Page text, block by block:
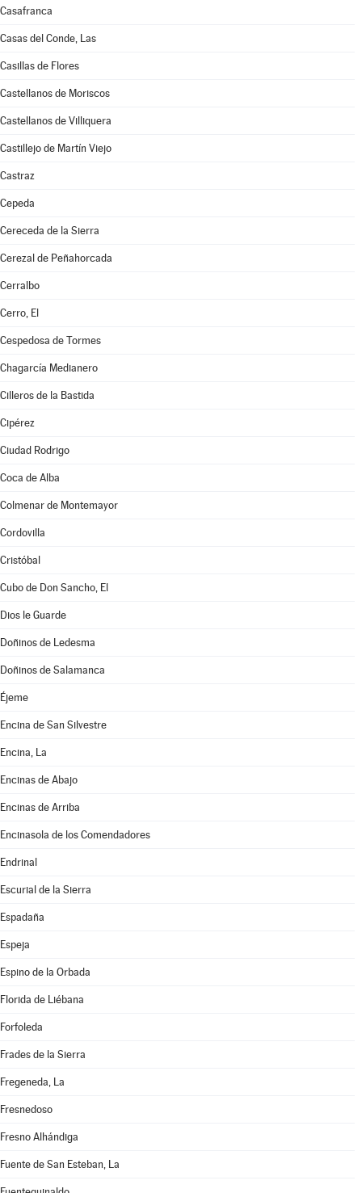
Casafranca
Casas del Conde, Las
Casillas de Flores
Castellanos de Moriscos
Castellanos de Villiquera
Castillejo de Martín Viejo
Castraz
Cepeda
Cereceda de la Sierra
Cerezal de Peñahorcada
Cerralbo
Cerro, El
Cespedosa de Tormes
Chagarcía Medianero
Cilleros de la Bastida
Cipérez
Ciudad Rodrigo
Coca de Alba
Colmenar de Montemayor
Cordovilla
Cristóbal
Cubo de Don Sancho, El
Dios le Guarde
Doñinos de Ledesma
Doñinos de Salamanca
Éjeme
Encina de San Silvestre
Encina, La
Encinas de Abajo
Encinas de Arriba
Encinasola de los Comendadores
Endrinal
Escurial de la Sierra
Espadaña
Espeja
Espino de la Orbada
Florida de Liébana
Forfoleda
Frades de la Sierra
Fregeneda, La
Fresnedoso
Fresno Alhándiga
Fuente de San Esteban, La